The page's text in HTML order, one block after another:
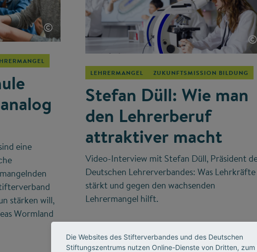
©
eine
stärken will,
Wormland
©
LEHRERMANGEL ZUKUNFTSMISSION BILDUNG
Stefan Düll: Wie man
den Lehrerberuf
attraktiver macht
Video-Interview mit Stefan Düll, Präsident
Deutschen Lehrerverbandes: Was Lehrkräfte
stärkt und gegen den wachsenden
Lehrermangel hilft.
Die Websites des Stifterverbandes und des Deutschen
Stiftungszentrums nutzen Online-Dienste von Dritten, zum